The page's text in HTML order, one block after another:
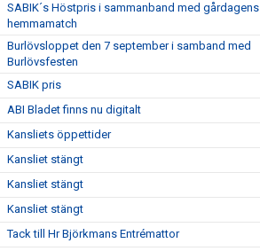
SABIK´s Höstpris i sammanband med gårdagens
hemmamatch
Burlövsloppet den 7 september i samband med
Burlövsfesten
SABIK pris
ABI Bladet finns nu digitalt
Kansliets öppettider
Kansliet stängt
Kansliet stängt
Kansliet stängt
Tack till Hr Björkmans Entrémattor